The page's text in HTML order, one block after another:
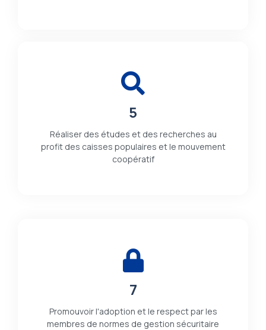
5
Réaliser des études et des recherches au
profit des caisses populaires et le mouvement
coopératif
7
Promouvoir l'adoption et le respect par les
membres de normes de gestion sécuritaire